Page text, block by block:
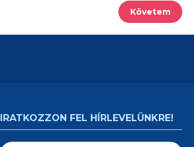
Követem
IRATKOZZON FEL HÍRLEVELÜNKRE!